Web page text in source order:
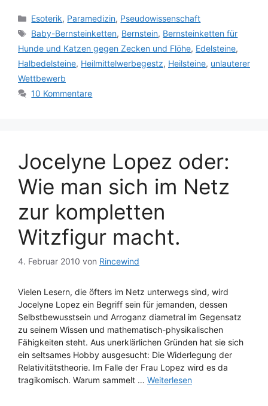
Kategorien
Esoterik, Paramedizin, Pseudowissenschaft
Schlagwörter
Baby-Bernsteinketten, Bernstein, Bernsteinketten für
Hunde und Katzen gegen Zecken und Flöhe, Edelsteine,
Halbedelsteine, Heilmittelwerbegestz, Heilsteine, unlauterer
Wettbewerb
10 Kommentare
Jocelyne Lopez oder:
Wie man sich im Netz
zur kompletten
Witzfigur macht.
4. Februar 2010 von Rincewind
Vielen Lesern, die öfters im Netz unterwegs sind, wird
Jocelyne Lopez ein Begriff sein für jemanden, dessen
Selbstbewusstsein und Arroganz diametral im Gegensatz
zu seinem Wissen und mathematisch-physikalischen
Fähigkeiten steht. Aus unerklärlichen Gründen hat sie sich
ein seltsames Hobby ausgesucht: Die Widerlegung der
Relativitätstheorie. Im Falle der Frau Lopez wird es da
tragikomisch. Warum sammelt … Weiterlesen